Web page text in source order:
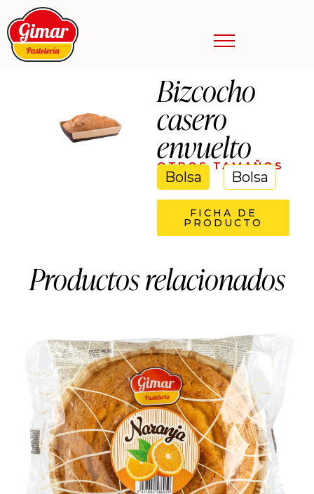
Bizcocho
casero
envuelto
OTROS TAMAÑOS
Bolsa Bolsa
FICHA DE
PRODUCTO
Productos relacionados